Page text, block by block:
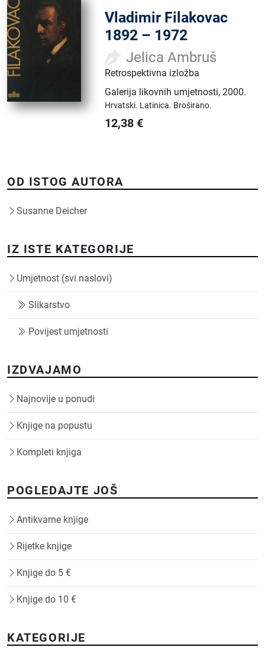
Vladimir Filakovac
1892 – 1972
Jelica Ambruš
Retrospektivna izložba
Galerija likovnih umjetnosti,2000.
Hrvatski. Latinica. Broširano.
12,38 €
OD ISTOG AUTORA
Susanne Deicher
IZ ISTE KATEGORIJE
Umjetnost (svi naslovi)
Slikarstvo
Povijest umjetnosti
IZDVAJAMO
Najnovije u ponudi
Knjige na popustu
Kompleti knjiga
POGLEDAJTE JOŠ
Antikvarne knjige
Rijetke knjige
Knjige do 5 €
Knjige do 10 €
KATEGORIJE